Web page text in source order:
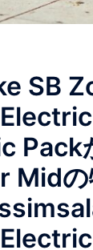
SB
Pack
Mid